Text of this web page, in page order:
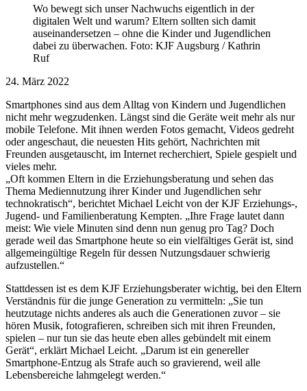
Wo bewegt sich unser Nachwuchs eigentlich in der
digitalen Welt und warum? Eltern sollten sich damit
auseinandersetzen – ohne die Kinder und Jugendlichen
dabei zu überwachen. Foto: KJF Augsburg / Kathrin
Ruf
24. März 2022
Smartphones sind aus dem Alltag von Kindern und Jugendlichen
nicht mehr wegzudenken. Längst sind die Geräte weit mehr als nur
mobile Telefone. Mit ihnen werden Fotos gemacht, Videos gedreht
oder angeschaut, die neuesten Hits gehört, Nachrichten mit
Freunden ausgetauscht, im Internet recherchiert, Spiele gespielt und
vieles mehr.
„Oft kommen Eltern in die Erziehungsberatung und sehen das
Thema Mediennutzung ihrer Kinder und Jugendlichen sehr
technokratisch“, berichtet Michael Leicht von der KJF Erziehungs-,
Jugend- und Familienberatung Kempten. „Ihre Frage lautet dann
meist: Wie viele Minuten sind denn nun genug pro Tag? Doch
gerade weil das Smartphone heute so ein vielfältiges Gerät ist, sind
allgemeingültige Regeln für dessen Nutzungsdauer schwierig
aufzustellen.“
Stattdessen ist es dem KJF Erziehungsberater wichtig, bei den Eltern
Verständnis für die junge Generation zu vermitteln: „Sie tun
heutzutage nichts anderes als auch die Generationen zuvor – sie
hören Musik, fotografieren, schreiben sich mit ihren Freunden,
spielen – nur tun sie das heute eben alles gebündelt mit einem
Gerät“, erklärt Michael Leicht. „Darum ist ein genereller
Smartphone-Entzug als Strafe auch so gravierend, weil alle
Lebensbereiche lahmgelegt werden.“